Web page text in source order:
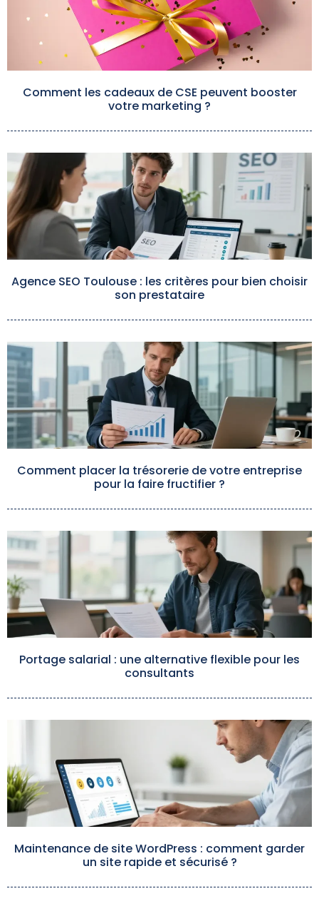
Comment les cadeaux de CSE peuvent booster
votre marketing ?
Agence SEO Toulouse : les critères pour bien choisir
son prestataire
Comment placer la trésorerie de votre entreprise
pour la faire fructifier ?
Portage salarial : une alternative flexible pour les
consultants
Maintenance de site WordPress : comment garder
un site rapide et sécurisé ?